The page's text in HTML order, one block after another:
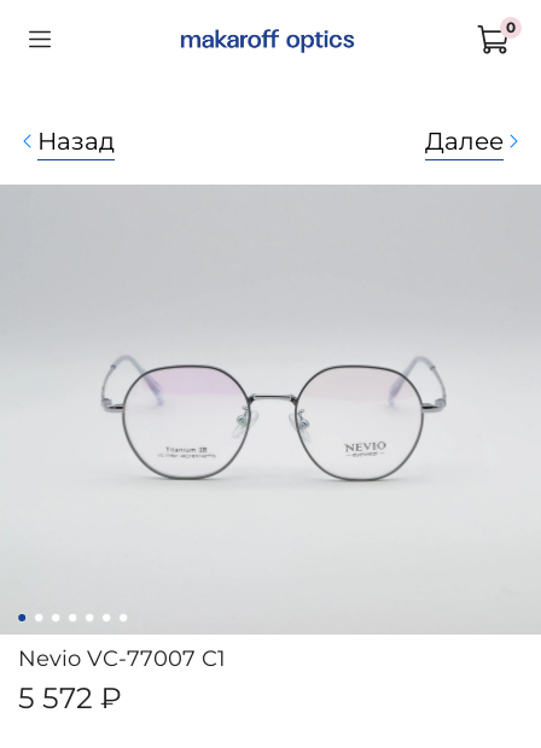
0
Назад Далее
Nevio VC-77007 C1
5 572 ₽